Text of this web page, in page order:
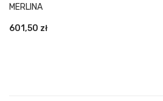
MERLINA
601,50 zł